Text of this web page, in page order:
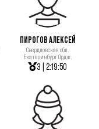
ПИРОГОВ АЛЕКСЕЙ
Свердловская обл.
Екатеринбург Ордж.
3 | 2:19:50